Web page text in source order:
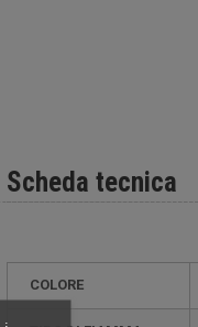
Scheda tecnica
COLORE